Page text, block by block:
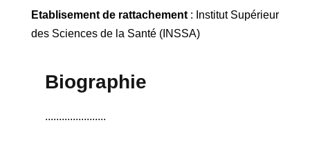
Etablisement de rattachement: Institut Supérieur
des Sciences de la Santé (INSSA)
Biographie
......................